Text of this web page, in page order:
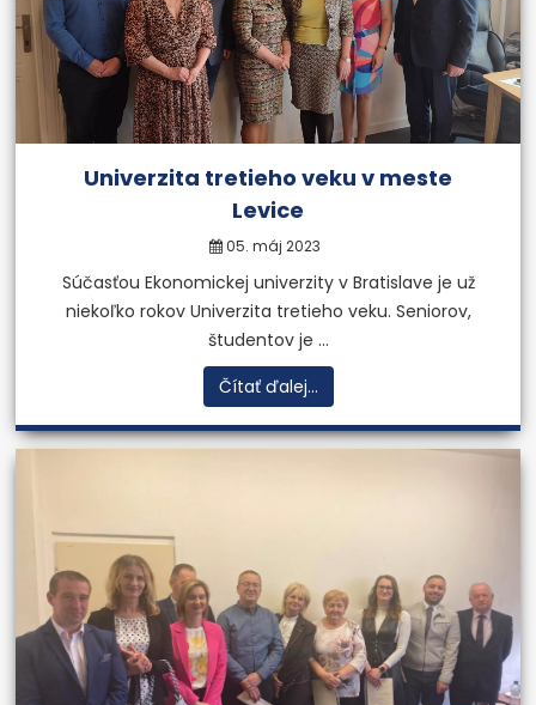
Znalecký ústav
Vypracovávanie znaleckých
majetku podniku.
Viac informácií
Previous Next
Univerzita tretieho veku v meste
Levice
05. máj 2023
Súčasťou Ekonomickej univerzity v Bratislave je už
niekoľko rokov Univerzita tretieho veku. Seniorov,
študentov je ...
Čítať ďalej...